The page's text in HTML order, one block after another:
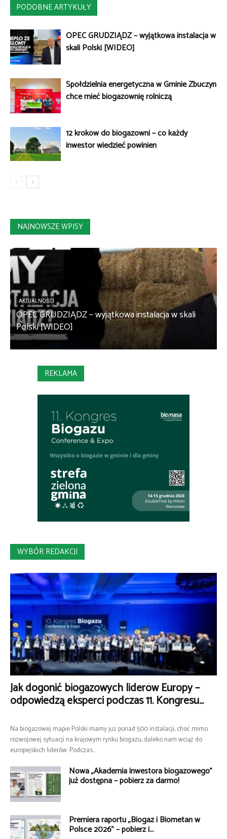
PODOBNE ARTYKUŁY
OPEC GRUDZIĄDZ – wyjątkowa instalacja w
skali Polski [WIDEO]
Spółdzielnia energetyczna w Gminie Zbuczyn
chce mieć biogazownię rolniczą
12 kroków do biogazowni – co każdy
inwestor wiedzieć powinien
NAJNOWSZE WPISY
AKTUALNOŚCI
OPEC GRUDZIĄDZ – wyjątkowa instalacja w skali
Polski [WIDEO]
REKLAMA
WYBÓR REDAKCJI
Jak dogonić biogazowych liderów Europy –
odpowiedzą eksperci podczas 11. Kongresu...
Na biogazowej mapie Polski mamy już ponad 500 instalacji, choć mimo
rozwojowej sytuacji na krajowym rynku biogazu, daleko nam wciąż do
europejskich liderów. Podczas...
Nowa „Akademia inwestora biogazowego”
już dostępna – pobierz za darmo!
Premiera raportu „Biogaz i Biometan w
Polsce 2026” – pobierz i...